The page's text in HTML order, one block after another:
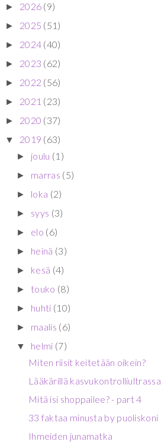
► 2026 (9)
► 2025 (51)
► 2024 (40)
► 2023 (62)
► 2022 (56)
► 2021 (23)
► 2020 (37)
▼ 2019 (63)
► joulu (1)
► marras (5)
► loka (2)
► syys (3)
► elo (6)
► heinä (3)
► kesä (4)
► touko (8)
► huhti (10)
► maalis (6)
▼ helmi (7)
Miten riisit keitetään oikein?
Lääkärillä kasvukontrolliultrassa
Mitä isi shoppailee? - part 4
33 faktaa minusta by puoliskoni
Ihmeiden junamatka